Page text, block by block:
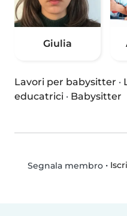
Giulia
Lavori per babysitter ·
educatrici · Babysitter
Segnala membro•